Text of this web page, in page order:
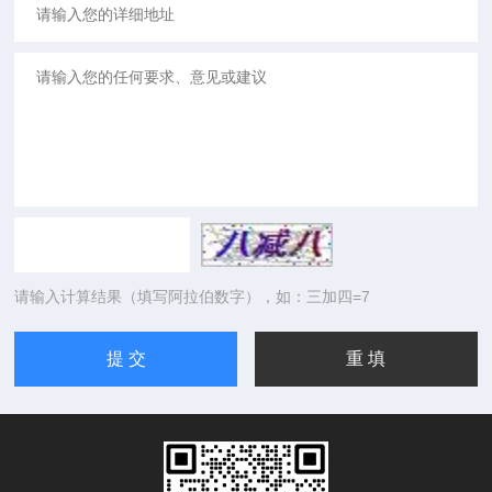
请输入计算结果（填写阿拉伯数字），如：三加四=7